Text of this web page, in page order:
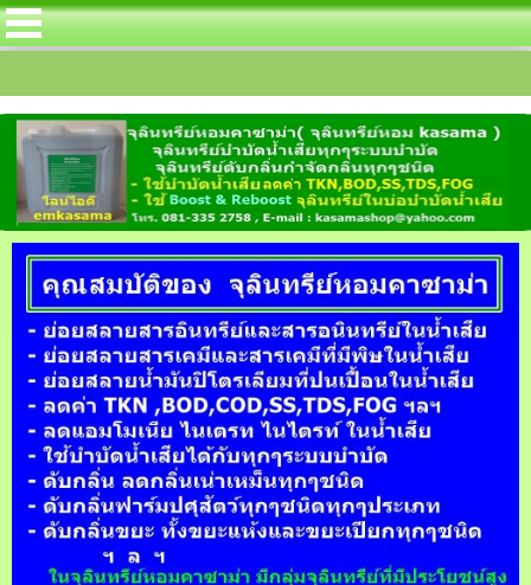
อมคาซาม่าได้บรรจุกลุ่มจุลินทรีย์ไนตริฟ